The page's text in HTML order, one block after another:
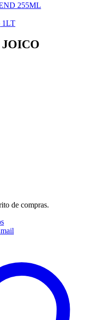
255ML
1LT
de compras.